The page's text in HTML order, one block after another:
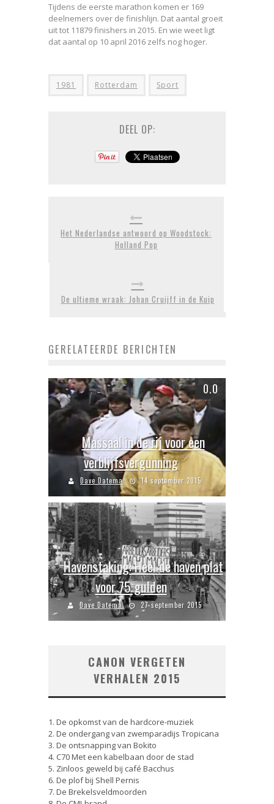
Tijdens de eerste marathon komen er 169
deelnemers over de finishlijn. Dat aantal groeit
uit tot 11879 finishers in 2015. En wie weet ligt
dat aantal op 10 april 2016 zelfs nog hoger.
1981 Rotterdam Sport
DEEL OP:
Het Nederlandse antwoord op Woodstock:
Holland Pop
De ultieme wraak: Johan Cruijff in de Kuip
GERELATEERDE BERICHTEN
0.0
Massaal in de rij voor een
verblijfsvergunning
Dave Datema 14 september 2015
Havenstaking: Heel de haven plat
voor 75 gulden
Dave Datema 27 september 2015
CANON VERGETEN
VERHALEN 2015
1. De opkomst van de hardcore-muziek
2. De ondergang van zwemparadijs Tropicana
3. De ontsnapping van Bokito
4. C70 Met een kabelbaan door de stad
5. Zinloos geweld bij café Bacchus
6. De plof bij Shell Pernis
7. De Brekelsveldmoorden